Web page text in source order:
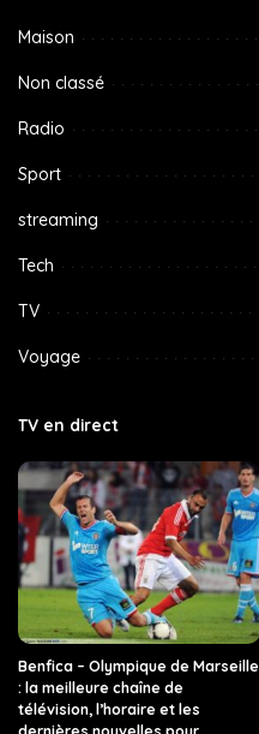
Maison
Non classé
Radio
Sport
streaming
Tech
TV
Voyage
TV en direct
Benfica – Olympique de Marseille
: la meilleure chaîne de
télévision, l’horaire et les